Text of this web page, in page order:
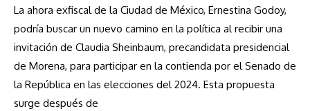
La ahora exfiscal de la Ciudad de México, Ernestina Godoy,
podría buscar un nuevo camino en la política al recibir una
invitación de Claudia Sheinbaum, precandidata presidencial
de Morena, para participar en la contienda por el Senado de
la República en las elecciones del 2024. Esta propuesta
surge después de